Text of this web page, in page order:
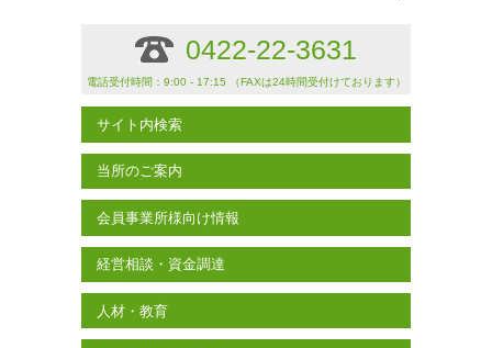
0422-22-3631
電話受付時間：9:00 - 17:15 （FAXは24時間受付けております）
サイト内検索
当所のご案内
会員事業所様向け情報
経営相談・資金調達
人材・教育